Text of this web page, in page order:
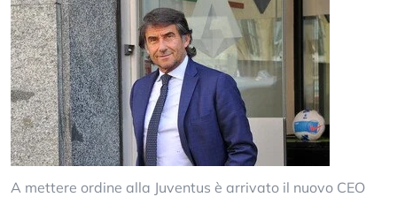
A mettere ordine alla Juventus è arrivato il nuovo CEO